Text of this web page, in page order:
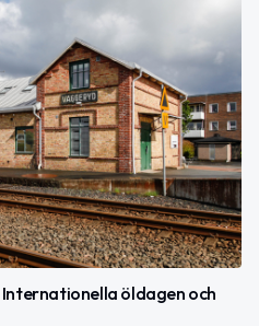
öldagen och